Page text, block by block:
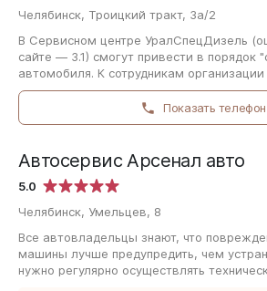
Челябинск, Троицкий тракт, 3а/2
В Сервисном центре УралCпецДизель
сайте — 3.1) смогут привести в порядок
автомобиля. К сотрудникам организации
если вами были обнаружены
Показать телефон
5.0
Автосервис Арсенал авто
Челябинск, Умельцев, 8
Все автовладельцы знают, что
машины лучше предупредить, чем
нужно регулярно осуществлять